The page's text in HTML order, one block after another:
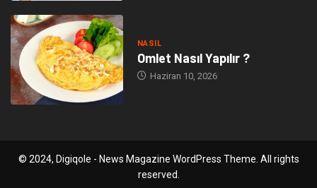
NASIL
Omlet Nasıl Yapılır ?
Haziran 10, 2026
© 2024, Digiqole - News Magazine WordPress Theme. All rights
reserved.